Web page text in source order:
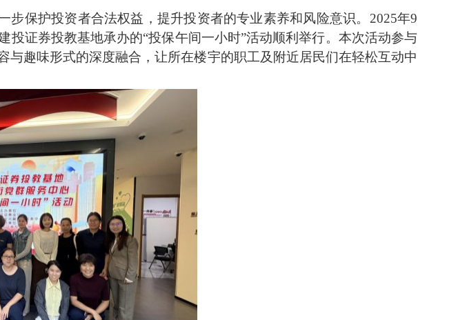
保护投资者合法权益，提升投资者的专业素养和风险意识。2025年9
证券投教基地承办的“投保午间一小时”活动顺利举行。本次活动参与
趣味形式的深度融合，让所在楼宇的职工及附近居民们在轻松互动中